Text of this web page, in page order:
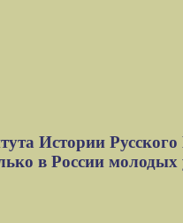
Истории
в России молодых